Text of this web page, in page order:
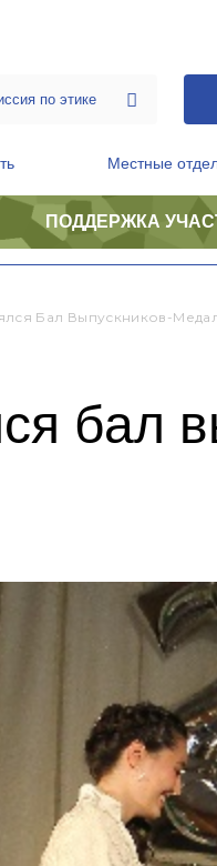
Местные
ПОДДЕРЖКА
Бал Выпускников-
бал